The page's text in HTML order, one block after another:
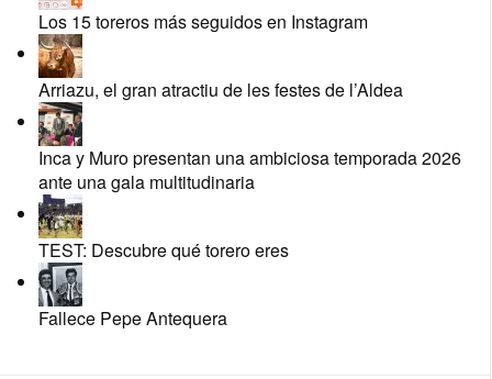
Los 15 toreros más seguidos en Instagram
Arriazu, el gran atractiu de les festes de l’Aldea
Inca y Muro presentan una ambiciosa temporada 2026
ante una gala multitudinaria
TEST: Descubre qué torero eres
Fallece Pepe Antequera